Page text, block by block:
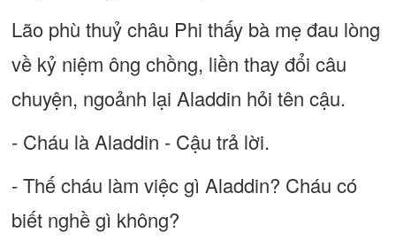
Lão phù thuỷ châu Phi thấy bà mẹ đau lòng
về kỷ niệm ông chồng, liền thay đổi câu
chuyện, ngoảnh lại Aladdin hỏi tên cậu.
- Cháu là Aladdin - Cậu trả lời.
- Thế cháu làm việc gì Aladdin? Cháu có
biết nghề gì không?